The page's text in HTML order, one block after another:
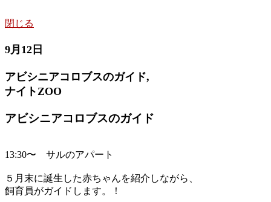
閉じる
9月12日
アビシニアコロブスのガイド,
ナイトZOO
アビシニアコロブスのガイド
13:30〜 サルのアパート
５月末に誕生した赤ちゃんを紹介しながら、
飼育員がガイドします。！